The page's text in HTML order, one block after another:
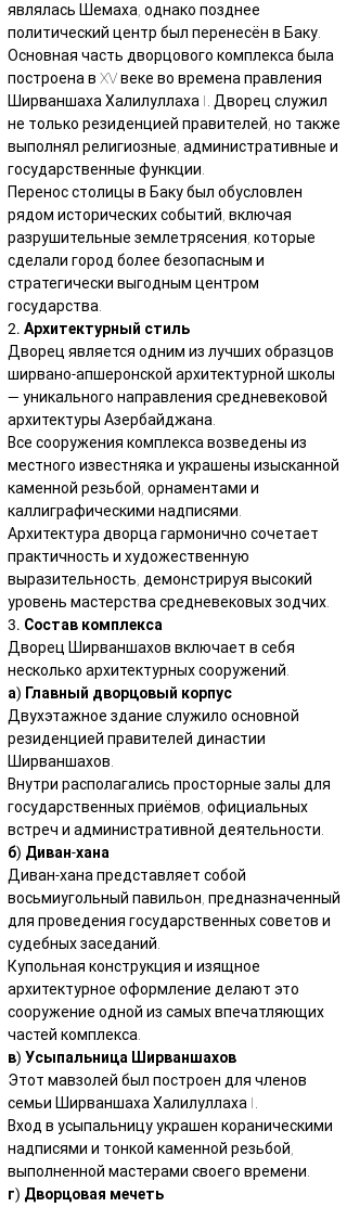
являлась Шемаха, однако позднее
политический центр был перенесён в Баку.
Основная часть дворцового комплекса была
построена в XV веке во времена правления
Ширваншаха Халилуллаха I. Дворец служил
не только резиденцией правителей, но также
выполнял религиозные, административные и
государственные функции.
Перенос столицы в Баку был обусловлен
рядом исторических событий, включая
разрушительные землетрясения, которые
сделали город более безопасным и
стратегически выгодным центром
государства.
2. Архитектурный стиль
Дворец является одним из лучших образцов
ширвано-апшеронской архитектурной школы
— уникального направления средневековой
архитектуры Азербайджана.
Все сооружения комплекса возведены из
местного известняка и украшены изысканной
каменной резьбой, орнаментами и
каллиграфическими надписями.
Архитектура дворца гармонично сочетает
практичность и художественную
выразительность, демонстрируя высокий
уровень мастерства средневековых зодчих.
3. Состав комплекса
Дворец Ширваншахов включает в себя
несколько архитектурных сооружений.
а) Главный дворцовый корпус
Двухэтажное здание служило основной
резиденцией правителей династии
Ширваншахов.
Внутри располагались просторные залы для
государственных приёмов, официальных
встреч и административной деятельности.
б) Диван-хана
Диван-хана представляет собой
восьмиугольный павильон, предназначенный
для проведения государственных советов и
судебных заседаний.
Купольная конструкция и изящное
архитектурное оформление делают это
сооружение одной из самых впечатляющих
частей комплекса.
в) Усыпальница Ширваншахов
Этот мавзолей был построен для членов
семьи Ширваншаха Халилуллаха I.
Вход в усыпальницу украшен кораническими
надписями и тонкой каменной резьбой,
выполненной мастерами своего времени.
г) Дворцовая мечеть